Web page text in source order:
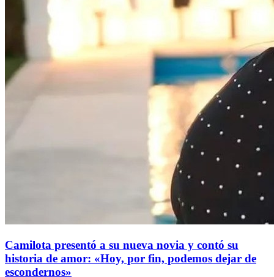
Camilota presentó a su nueva novia y contó su
historia de amor: «Hoy, por fin, podemos dejar de
escondernos»